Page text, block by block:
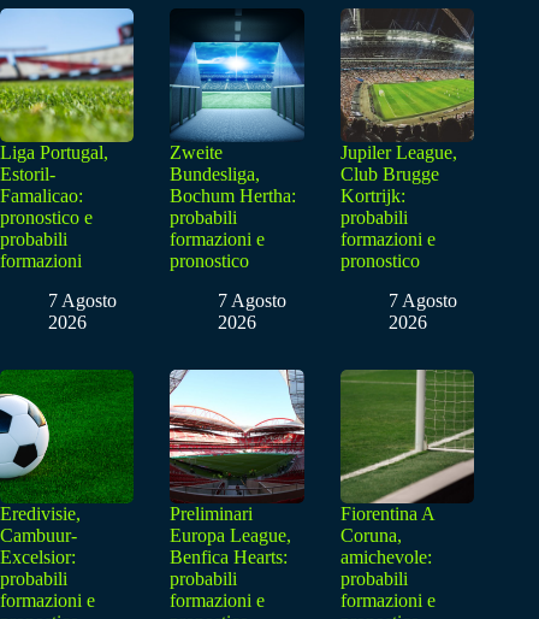
Liga Portugal,
Estoril-
Famalicao:
pronostico e
probabili
formazioni
7 Agosto
2026
Zweite
Bundesliga,
Bochum Hertha:
probabili
formazioni e
pronostico
7 Agosto
2026
Jupiler League,
Club Brugge
Kortrijk:
probabili
formazioni e
pronostico
7 Agosto
2026
Eredivisie,
Cambuur-
Excelsior:
probabili
formazioni e
Preliminari
Europa League,
Benfica Hearts:
probabili
formazioni e
Fiorentina A
Coruna,
amichevole:
probabili
formazioni e